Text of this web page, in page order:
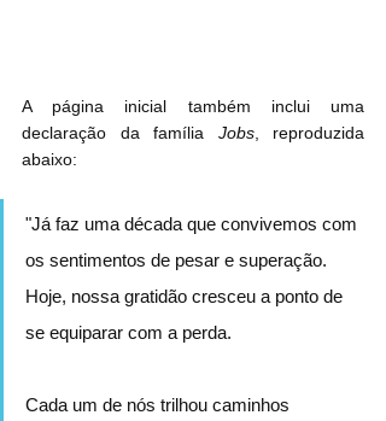
A página inicial também inclui uma
declaração da família Jobs, reproduzida
abaixo:
"Já faz uma década que convivemos com
os sentimentos de pesar e superação.
Hoje, nossa gratidão cresceu a ponto de
se equiparar com a perda.
Cada um de nós trilhou caminhos